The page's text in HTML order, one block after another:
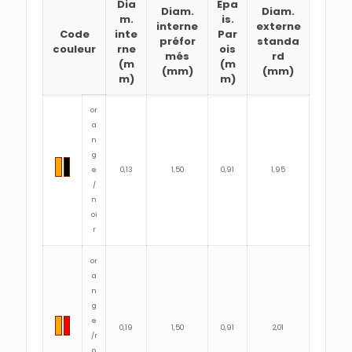
Code
couleur
Dia
m.
inte
rne
(m
m)
Diam.
interne
préfor
més
(mm)
Epa
is.
Par
ois
(m
m)
Diam.
externe
standa
rd
(mm)
or
a
n
g
e
/
n
oi
r
0,13 1,50 0,91 1,95
or
a
n
g
e
/r
0,19 1,50 0,91 2,01